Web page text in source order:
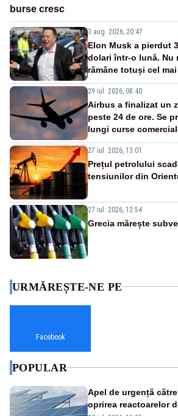
burse cresc
3 aug. 2026, 20:47
Elon Musk a pierdut
dolari într-o lună. Nu
rămâne totuși cel
29 iul. 2026, 08:40
Airbus a finalizat un
peste 24 de ore. Se
lungi curse
27 iul. 2026, 13:01
Prețul petrolului
tensiunilor din
27 iul. 2026, 12:54
Grecia mărește
URMĂREȘTE-NE PE
Facebook
POPULAR
Apel de urgență
oprirea reactoarelor